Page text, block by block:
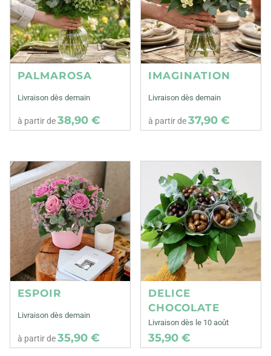
PALMAROSA
Livraison dès demain
à partir de38,90 €
IMAGINATION
Livraison dès demain
à partir de37,90 €
ESPOIR
Livraison dès demain
à partir de35,90 €
DELICE
CHOCOLATE
Livraison dès le 10 août
35,90 €